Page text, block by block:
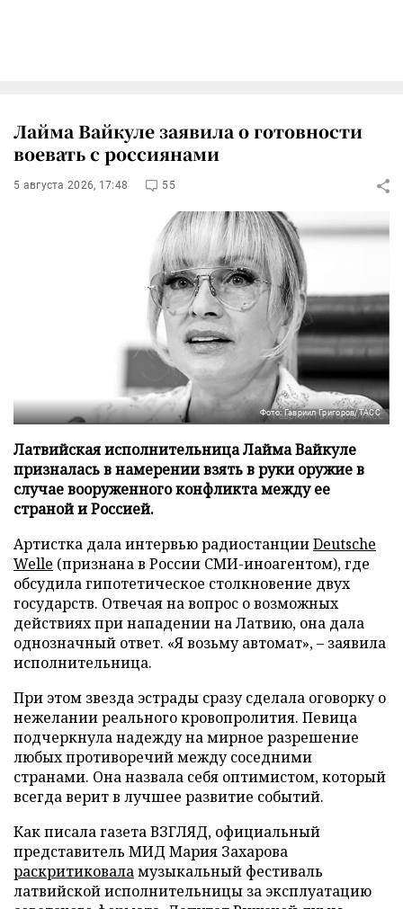
Лайма Вайкуле заявила о готовности
воевать с россиянами
5 августа 2026, 17:48 55
Фото: Гавриил Григоров/ТАСС
Латвийская исполнительница Лайма Вайкуле
призналась в намерении взять в руки оружие в
случае вооруженного конфликта между ее
страной и Россией.
Артистка дала интервью радиостанцииDeutsche
Welle (признана в России СМИ-иноагентом), где
обсудила гипотетическое столкновение двух
государств. Отвечая на вопрос о возможных
действиях при нападении на Латвию, она дала
однозначный ответ. «Я возьму автомат», – заявила
исполнительница.
При этом звезда эстрады сразу сделала оговорку о
нежелании реального кровопролития. Певица
подчеркнула надежду на мирное разрешение
любых противоречий между соседними
странами. Она назвала себя оптимистом, который
всегда верит в лучшее развитие событий.
Как писала газета ВЗГЛЯД, официальный
представитель МИД Мария Захарова
раскритиковаламузыкальный фестиваль
латвийской исполнительницы за эксплуатацию